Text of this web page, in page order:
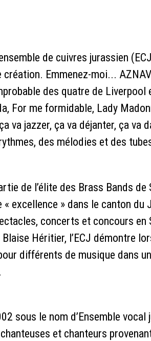
de cuivres jurassien
création. Emmenez-moi...
des quatre de Liverpool
For me formidable, Lady
va jazzer, ça va déjanter, ça va
des mélodies et des
de l’élite des Brass Bands
« excellence » dans le canton
concerts et concours en
Héritier, l’ECJ démontre
différents de musique dans
sous le nom d’Ensemble
et chanteurs